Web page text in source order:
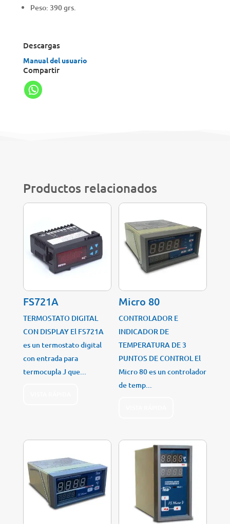
Peso: 390 grs.
Descargas
Manual del usuario
Compartir
Productos relacionados
FS721A
TERMOSTATO DIGITAL
CON DISPLAY El FS721A
es un termostato digital
con entrada para
termocupla J que...
Micro 80
CONTROLADOR E
INDICADOR DE
TEMPERATURA DE 3
PUNTOS DE CONTROL El
Micro 80 es un controlador
de temp...